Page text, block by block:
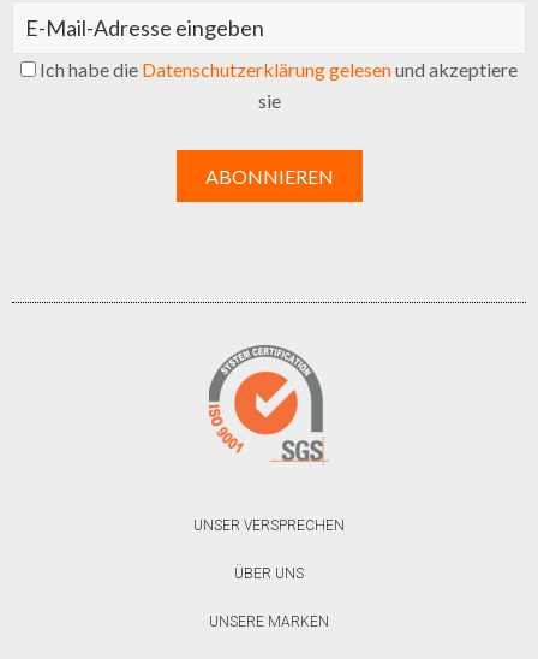
Ich habe die Datenschutzerklärung gelesenund akzeptiere
sie
UNSER VERSPRECHEN
ÜBER UNS
UNSERE MARKEN